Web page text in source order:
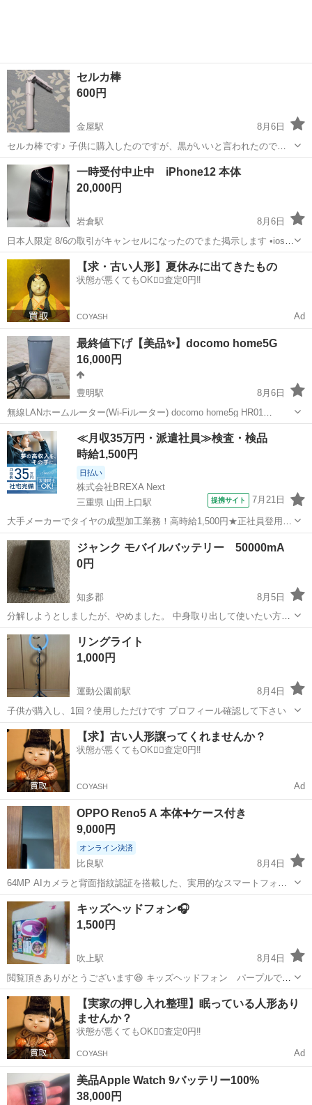
セルカ棒
600円
金屋駅
8月6日
セルカ棒です♪ 子供に購入したのですが、黒がいいと言われたので新
品未使用になります♪ カメラ 写真
愛知 名古屋市 金屋駅 その他
一時受付中止中 iPhone12 本体
20,000円
岩倉駅
8月6日
日本人限定 8/6の取引がキャンセルになったのでまた掲示します •iosは
最新にしてお渡しします •iPhone12本体のみ •iPhoneケースはこちら
のMagSafeを欲しければお渡しします、黒の方が綺麗ですのでお...
愛知 岩倉市 岩倉駅 その他
【求・古い人形】夏休みに出てきたもの
状態が悪くてもOK🙆‍♀️査定0円‼️
COYASH Ad
最終値下げ【美品✨】docomo home5G
16,000円
豊明駅
8月6日
無線LANホームルーター(Wi-Fiルーター) docomo home5g HR01
28,000→25,000→20,000→最終値下げ 本体価格39,600円 払い済みで
す。 docomoショップにてご契約しSI...
愛知 豊明市 豊明駅 その他
≪月収35万円・派遣社員≫検査・検品
時給1,500円
日払い
株式会社BREXA Next
三重県 山田上口駅
提携サイト 7月21日
大手メーカーでタイヤの成型加工業務！高時給1,500円★正社員登用制
度あり！ワンルーム寮完備！マイカー通勤OK！無料駐車場あり！《三
重県伊勢市》 人気の工場のお仕事 ◇タイヤの製造◇ トラック・バ
ス・RV車用を中心とした...
三重 伊勢市 山田上口駅 その他
ジャンク モバイルバッテリー 50000mA
0円
知多郡
8月5日
分解しようとしましたが、やめました。 中身取り出して使いたい方、
取りに来てくれる方に譲ります。
愛知 知多郡 その他 モバイルバッテリー
リングライト
1,000円
運動公園前駅
8月4日
子供が購入し、1回？使用しただけです プロフィール確認して下さい
愛知 豊橋市 運動公園前駅 その他 リングライト
【求】古い人形譲ってくれませんか？
状態が悪くてもOK🙆‍♀️査定0円‼️
COYASH Ad
OPPO Reno5 A 本体➕ケース付き
9,000円
オンライン決済
比良駅
8月4日
64MP AIカメラと背面指紋認証を搭載した、実用的なスマートフォン
本体です。 - ブランド: OPPO - モデル名: Reno5 A - カメラ構成:
64MP AIカメラ - 生体認証: 背面指紋認証 ご覧いただき...
愛知 北名古屋市 比良駅
キッズヘッドフォン🎧
1,500円
吹上駅
8月4日
閲覧頂きありがとうございます😆 キッズヘッドフォン パープルで
す！ 子供同士で取り合いになったため、未開封、未使用で出品しま
愛知 名古屋市 吹上駅 その他
【実家の押し入れ整理】眠っている人形あり
ませんか？
状態が悪くてもOK🙆‍♀️査定0円‼️
COYASH Ad
美品Apple Watch 9バッテリー100%
38,000円